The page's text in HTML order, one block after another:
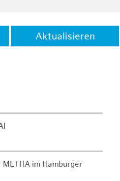
Aktualisieren
im Hamburger